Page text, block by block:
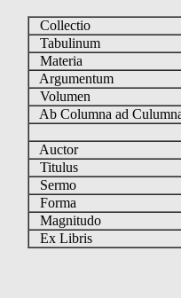
Collectio
Tabulinum
Materia
Argumentum
Volumen
Ab Columna ad
Auctor
Titulus
Sermo
Forma
Magnitudo
Ex Libris